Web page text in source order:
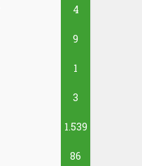
4
9
1
3
1.539
86